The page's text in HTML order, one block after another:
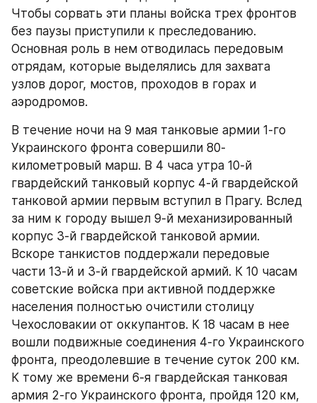
Чтобы сорвать эти планы войска трех фронтов
без паузы приступили к преследованию.
Основная роль в нем отводилась передовым
отрядам, которые выделялись для захвата
узлов дорог, мостов, проходов в горах и
аэродромов.
В течение ночи на 9 мая танковые армии 1-го
Украинского фронта совершили 80-
километровый марш. В 4 часа утра 10-й
гвардейский танковый корпус 4-й гвардейской
танковой армии первым вступил в Прагу. Вслед
за ним к городу вышел 9-й механизированный
корпус 3-й гвардейской танковой армии.
Вскоре танкистов поддержали передовые
части 13-й и 3-й гвардейской армий. К 10 часам
советские войска при активной поддержке
населения полностью очистили столицу
Чехословакии от оккупантов. К 18 часам в нее
вошли подвижные соединения 4-го Украинского
фронта, преодолевшие в течение суток 200 км.
К тому же времени 6-я гвардейская танковая
армия 2-го Украинского фронта, пройдя 120 км,